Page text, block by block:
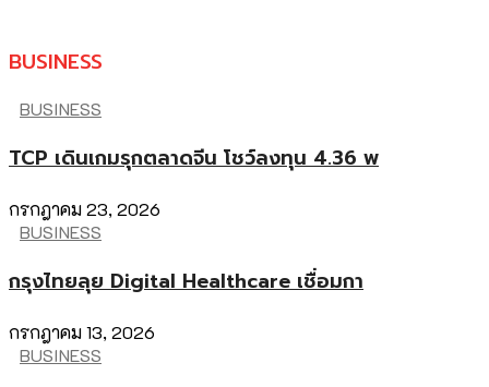
BUSINESS
BUSINESS
TCP เดินเกมรุกตลาดจีน โชว์ลงทุน 4.36 พ
กรกฎาคม 23, 2026
BUSINESS
กรุงไทยลุย Digital Healthcare เชื่อมกา
กรกฎาคม 13, 2026
BUSINESS